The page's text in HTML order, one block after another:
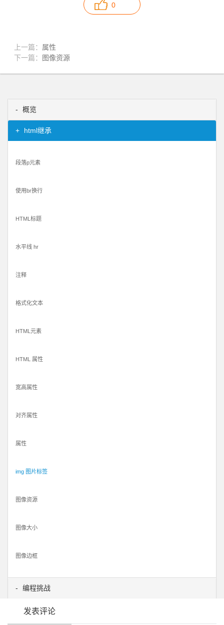
0
上一篇： 属性
下一篇：
图像资源
概览
html继承
段落p元素
使用br换行
HTML标题
水平线 hr
注释
格式化文本
HTML元素
HTML 属性
宽高属性
对齐属性
属性
img 图片标签
图像资源
图像大小
图像边框
编程挑战
发表评论